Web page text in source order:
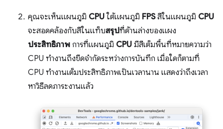
คุณจะเห็นแผนภูมิ CPUใต้แผนภูมิ FPSสีในแผนภูมิ CPU
จะสอดคล้องกับสีในแท็บสรุปที่ด้านล่างของแผง
ประสิทธิภาพ การที่แผนภูมิ CPU มีสีเต็มพื้นที่หมายความว่า
CPU ทำงานถึงขีดจำกัดระหว่างการบันทึก เมื่อใดก็ตามที่
CPU ทำงานเต็มประสิทธิภาพเป็นเวลานาน แสดงว่าถึงเวลา
หาวิธีลดภาระงานแล้ว